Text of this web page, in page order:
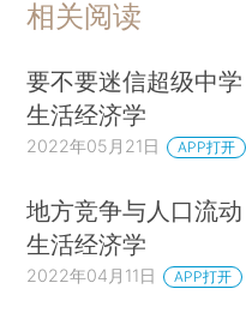
相关阅读
要不要迷信超级中
生活经济学
2022年05月21日 APP打开
地方竞争与人口流
生活经济学
2022年04月11日 APP打开